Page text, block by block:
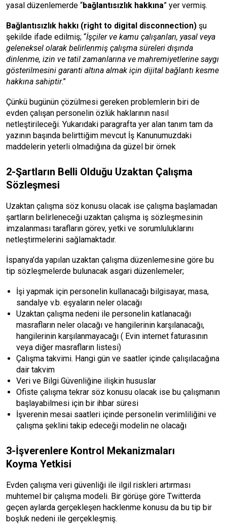
yasal düzenlemerde “bağlantısızlık hakkına” yer vermiş.
Bağlantısızlık hakkı (right to digital disconnection) şu
şekilde ifade edilmiş; “İşçiler ve kamu çalışanları, yasal veya
geleneksel olarak belirlenmiş çalışma süreleri dışında
dinlenme, izin ve tatil zamanlarına ve mahremiyetlerine saygı
gösterilmesini garanti altına almak için dijital bağlantı kesme
hakkına sahiptir.”
Çünkü bugünün çözülmesi gereken problemlerin biri de
evden çalışan personelin özlük haklarının nasıl
netleştirileceği. Yukarıdaki paragrafta yer alan tanım tam da
yazının başında belirttiğim mevcut İş Kanunumuzdaki
maddelerin yeterli olmadığına da güzel bir örnek
2-Şartların Belli Olduğu Uzaktan Çalışma
Sözleşmesi
Uzaktan çalışma söz konusu olacak ise çalışma başlamadan
şartların belirleneceği uzaktan çalışma iş sözleşmesinin
imzalanması tarafların görev, yetki ve sorumluluklarını
netleştirmelerini sağlamaktadır.
İspanya’da yapılan uzaktan çalışma düzenlemesine göre bu
tip sözleşmelerde bulunacak asgari düzenlemeler;
İşi yapmak için personelin kullanacağı bilgisayar, masa,
sandalye v.b. eşyaların neler olacağı
Uzaktan çalışma nedeni ile personelin katlanacağı
masrafların neler olacağı ve hangilerinin karşılanacağı,
hangilerinin karşılanmayacağı ( Evin internet faturasının
veya diğer masrafların listesi)
Çalışma takvimi. Hangi gün ve saatler içinde çalışılacağına
dair takvim
Veri ve Bilgi Güvenliğine ilişkin hususlar
Ofiste çalışma tekrar söz konusu olacak ise bu çalışmanın
başlayabilmesi için bir ihbar süresi
İşverenin mesai saatleri içinde personelin verimliliğini ve
çalışma şeklini takip edeceği modelin ne olacağı
3-İşverenlere Kontrol Mekanizmaları
Koyma Yetkisi
Evden çalışma veri güvenliği ile ilgil riskleri artırması
muhtemel bir çalışma modeli. Bir görüşe göre Twitterda
geçen aylarda gerçekleşen hacklenme konusu da bu tip bir
boşluk nedeni ile gerçekleşmiş.